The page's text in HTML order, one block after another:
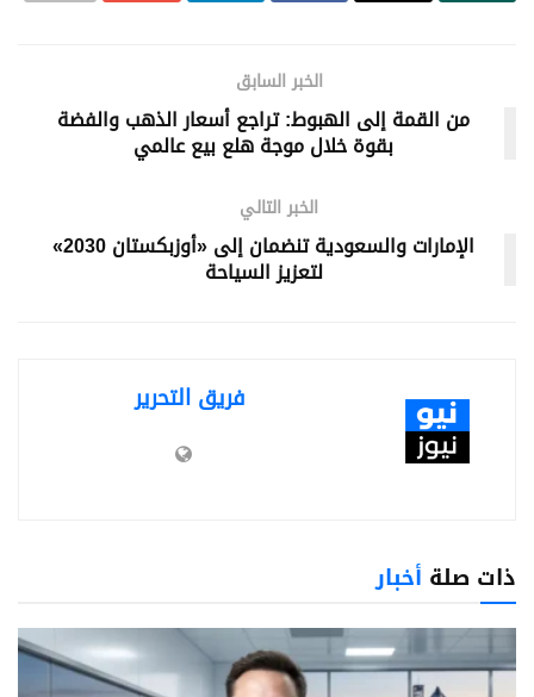
الخبر السابق
من القمة إلى الهبوط: تراجع أسعار الذهب والفضة
بقوة خلال موجة هلع بيع عالمي
الخبر التالي
الإمارات والسعودية تنضمان إلى «أوزبكستان 2030»
لتعزيز السياحة
فريق التحرير
ذات صلة أخبار